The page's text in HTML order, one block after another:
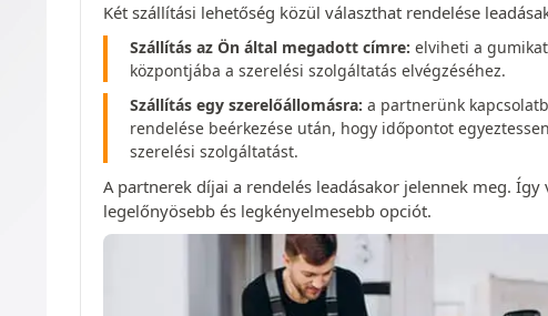
Két szállítási lehetőség közül választhat rendelése
Szállítás az Ön által megadott címre: elviheti a
központjába a szerelési szolgáltatás elvégzéséhez.
Szállítás egy szerelőállomásra: a partnerünk
rendelése beérkezése után, hogy időpontot
szerelési szolgáltatást.
A partnerek díjai a rendelés leadásakor jelennek meg. Így
legelőnyösebb és legkényelmesebb opciót.